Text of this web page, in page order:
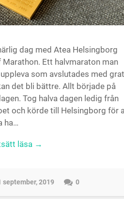
dag med Atea Helsingborg
Marathon. Ett halvmaraton man
som avslutades med
det bli bättre. Allt började på
Tog halva dagen ledig från
och körde till Helsingborg för
ha…
läsa →
september, 2019 0